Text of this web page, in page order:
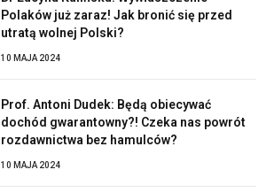
Polaków już zaraz! Jak bronić się przed
utratą wolnej Polski?
10 MAJA 2024
Prof. Antoni Dudek: Będą obiecywać
dochód gwarantowny?! Czeka nas powrót
rozdawnictwa bez hamulców?
10 MAJA 2024